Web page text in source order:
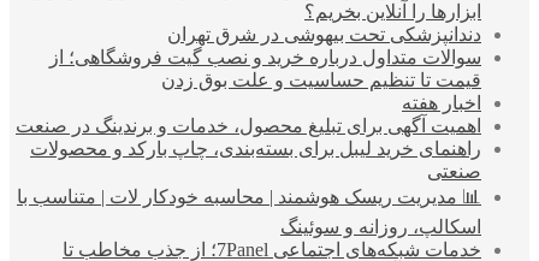
ابزارها را آنلاین بخریم؟
دندانپزشکی تحت بیهوشی در شرق تهران
سوالات متداول درباره خرید و نصب گیت فروشگاهی؛ از
قیمت تا تنظیم حساسیت و علت بوق زدن
اخبار هفته
اهمیت آگهی برای تبلیغ محصول، خدمات و برندینگ در صنعت
راهنمای خرید لیبل برای بسته‌بندی، چاپ بارکد و محصولات
صنعتی
📊 مدیریت ریسک هوشمند | محاسبه خودکار لات | متناسب با
اسکالپ، روزانه و سوئینگ
خدمات شبکه‌های اجتماعی 7Panel؛ از جذب مخاطب تا